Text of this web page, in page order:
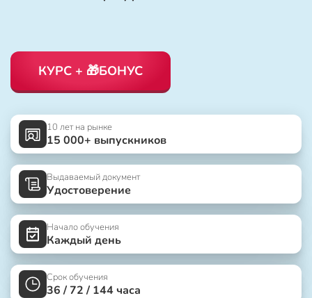
КУРС + 🎁БОНУС
10 лет на рынке
15 000+ выпускников
Выдаваемый документ
Удостоверение
Начало обучения
Каждый день
Срок обучения
36 / 72 / 144 часа